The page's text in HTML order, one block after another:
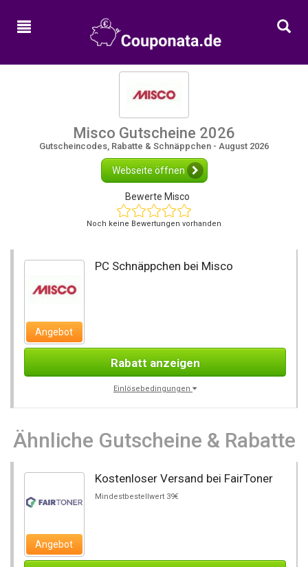
Misco Gutscheine 2026
Gutscheincodes, Rabatte & Schnäppchen - August 2026
Webseite öffnen
Bewerte Misco
Noch keine Bewertungen vorhanden
Angebot
PC Schnäppchen bei Misco
Rabatt anzeigen
Einlösebedingungen
Ähnliche Gutscheine & Rabatte
Angebot
Kostenloser Versand bei FairToner
Mindestbestellwert 39€